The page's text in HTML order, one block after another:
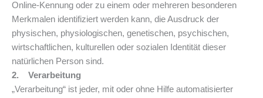
Online-Kennung oder zu einem oder mehreren besonderen
Merkmalen identifiziert werden kann, die Ausdruck der
physischen, physiologischen, genetischen, psychischen,
wirtschaftlichen, kulturellen oder sozialen Identität dieser
natürlichen Person sind.
2. Verarbeitung
„Verarbeitung“ ist jeder, mit oder ohne Hilfe automatisierter